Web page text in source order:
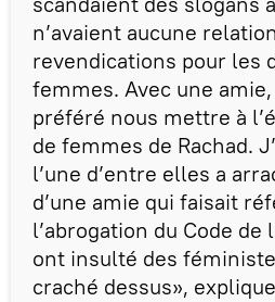
n’avaient aucune
revendications pour les
femmes. Avec une
préféré nous mettre à
de femmes de Rachad.
l’une d’entre elles a
d’une amie qui faisait
l’abrogation du Code de
ont insulté des
craché dessus»,